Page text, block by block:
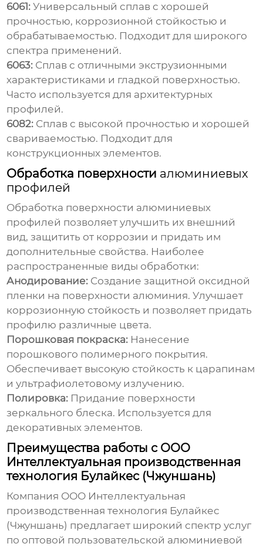
6061: Универсальный сплав с хорошей
прочностью, коррозионной стойкостью и
обрабатываемостью. Подходит для широкого
спектра применений.
6063: Сплав с отличными экструзионными
характеристиками и гладкой поверхностью.
Часто используется для архитектурных
профилей.
6082: Сплав с высокой прочностью и хорошей
свариваемостью. Подходит для
конструкционных элементов.
Обработка поверхности алюминиевых
профилей
Обработка поверхности алюминиевых
профилей позволяет улучшить их внешний
вид, защитить от коррозии и придать им
дополнительные свойства. Наиболее
распространенные виды обработки:
Анодирование: Создание защитной оксидной
пленки на поверхности алюминия. Улучшает
коррозионную стойкость и позволяет придать
профилю различные цвета.
Порошковая покраска: Нанесение
порошкового полимерного покрытия.
Обеспечивает высокую стойкость к царапинам
и ультрафиолетовому излучению.
Полировка: Придание поверхности
зеркального блеска. Используется для
декоративных элементов.
Преимущества работы с ООО
Интеллектуальная производственная
технология Булайкес (Чжуншань)
Компания ООО Интеллектуальная
производственная технология Булайкес
(Чжуншань) предлагает широкий спектр услуг
по оптовой пользовательской алюминиевой